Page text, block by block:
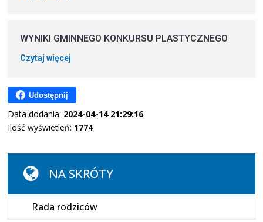
WYNIKI GMINNEGO KONKURSU PLASTYCZNEGO
Czytaj więcej
Udostępnij
Data dodania: 2024-04-14 21:29:16
Ilość wyświetleń: 1774
NA SKRÓTY
Rada rodziców